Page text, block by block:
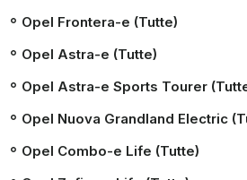
Opel Frontera-e (Tutte)
Opel Astra-e (Tutte)
Opel Astra-e Sports Tourer
Opel Nuova Grandland Electric
Opel Combo-e Life (Tutte)